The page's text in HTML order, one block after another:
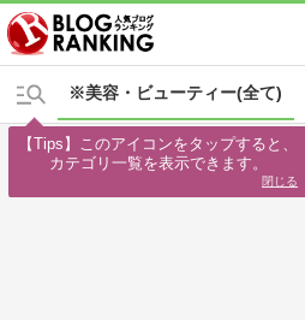
※美容・ビューティー(全て)
【Tips】このアイコンをタップすると、
カテゴリ一覧を表示できます。
閉じる